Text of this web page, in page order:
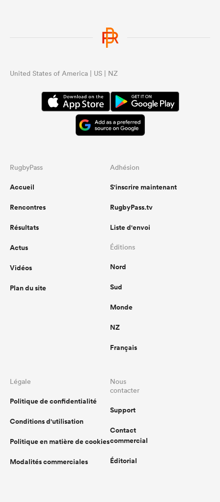
United States of America | US | NZ
RugbyPass
Accueil
Rencontres
Résultats
Actus
Vidéos
Plan du site
Adhésion
S'inscrire maintenant
RugbyPass.tv
Liste d'envoi
Éditions
Nord
Sud
Monde
NZ
Français
Légale
Politique de confidentialité
Conditions d'utilisation
Politique en matière de cookies
Modalités commerciales
Nous
contacter
Support
Contact
commercial
Éditorial